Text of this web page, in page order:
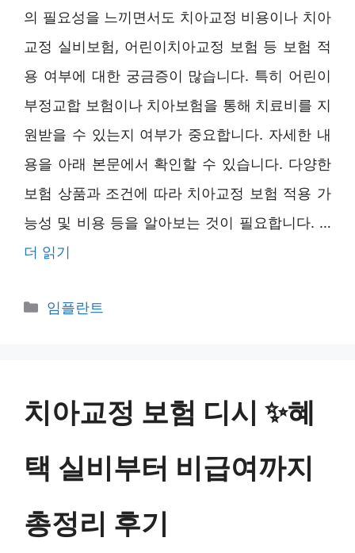
의 필요성을 느끼면서도 치아교정 비용이나 치아
교정 실비보험, 어린이치아교정 보험 등 보험 적
용 여부에 대한 궁금증이 많습니다. 특히 어린이
부정교합 보험이나 치아보험을 통해 치료비를 지
원받을 수 있는지 여부가 중요합니다. 자세한 내
용을 아래 본문에서 확인할 수 있습니다. 다양한
보험 상품과 조건에 따라 치아교정 보험 적용 가
능성 및 비용 등을 알아보는 것이 필요합니다. …
더 읽기
카
임플란트
치아교정 보험 디시 ✨혜
택 실비부터 비급여까지
총정리 후기